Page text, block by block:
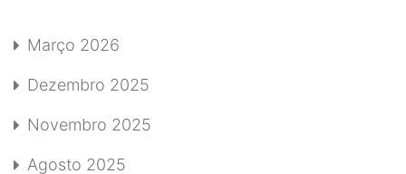
Março 2026
Dezembro 2025
Novembro 2025
Agosto 2025